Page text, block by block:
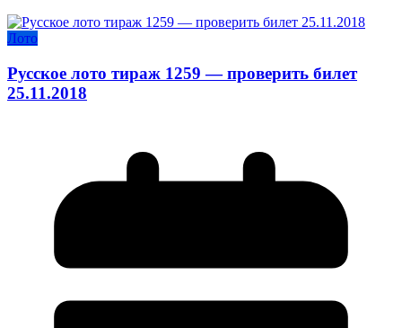
Лото
Русское лото тираж 1259 — проверить билет
25.11.2018